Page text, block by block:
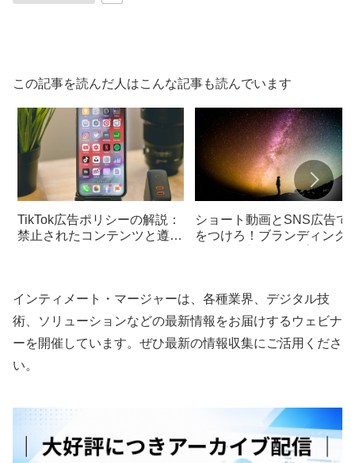
この記事を読んだ人はこんな記事も読んでいます
TikTok広告ポリシーの解説：
禁止されたコンテンツと遵守
ショート動画とSNS広告で
をつけろ！ブランディング
インティメート・マージャーは、各種業界、デジタル技
術、ソリューションなどの最新情報をお届けするウェビナ
ーを開催しています。ぜひ最新の情報収集にご活用くださ
い。